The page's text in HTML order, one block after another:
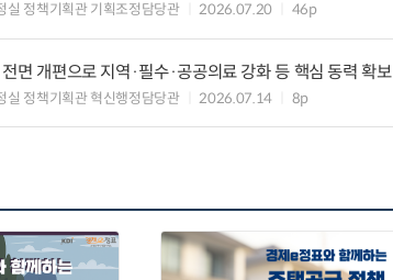
실 정책기획관 기획조정담당관 2026.07.20 46p
면 개편으로 지역·필수·공공의료 강화 등 핵심 동력 확보
실 정책기획관 혁신행정담당관 2026.07.14 8p